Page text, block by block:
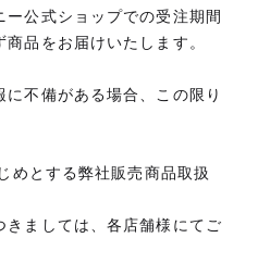
ー公式ショップでの受注期間
品をお届けいたします。
不備がある場合、この限り
めとする弊社販売商品取扱
きましては、各店舗様にてご